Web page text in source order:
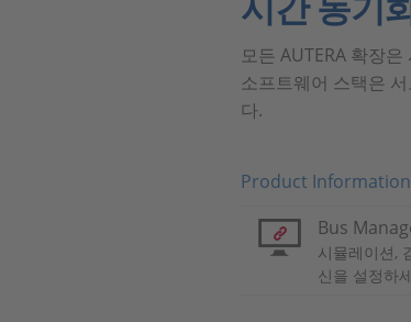
모든 AUTERA 확장
소프트웨어 스택은
다.
Product Information
Bus
시뮬레이션,
신을 설정하